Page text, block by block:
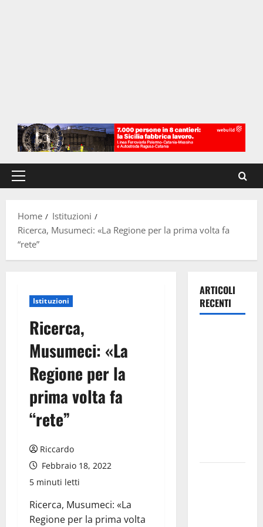
Menu
Home
Istituzioni
Ricerca, Musumeci: «La Regione per la prima volta fa
“rete”
Istituzioni
Ricerca,
Musumeci: «La
Regione per la
prima volta fa
“rete”
Riccardo
Febbraio 18, 2022
5 minuti letti
Ricerca, Musumeci: «La
Regione per la prima volta
ARTICOLI
RECENTI